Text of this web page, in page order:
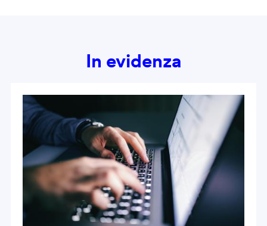
In evidenza